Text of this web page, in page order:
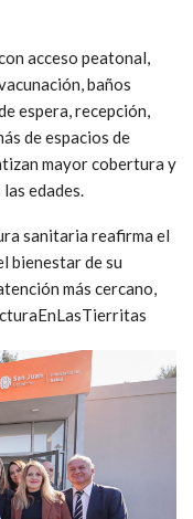
acceso peatonal,
baños
espera, recepción,
de espacios de
mayor cobertura y
edades.
sanitaria reafirma el
bienestar de su
más cercano,